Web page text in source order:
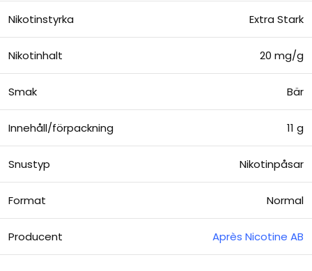
Nikotinstyrka Extra Stark
Nikotinhalt 20 mg/g
Smak Bär
Innehåll/förpackning 11 g
Snustyp Nikotinpåsar
Format Normal
Producent Après Nicotine AB